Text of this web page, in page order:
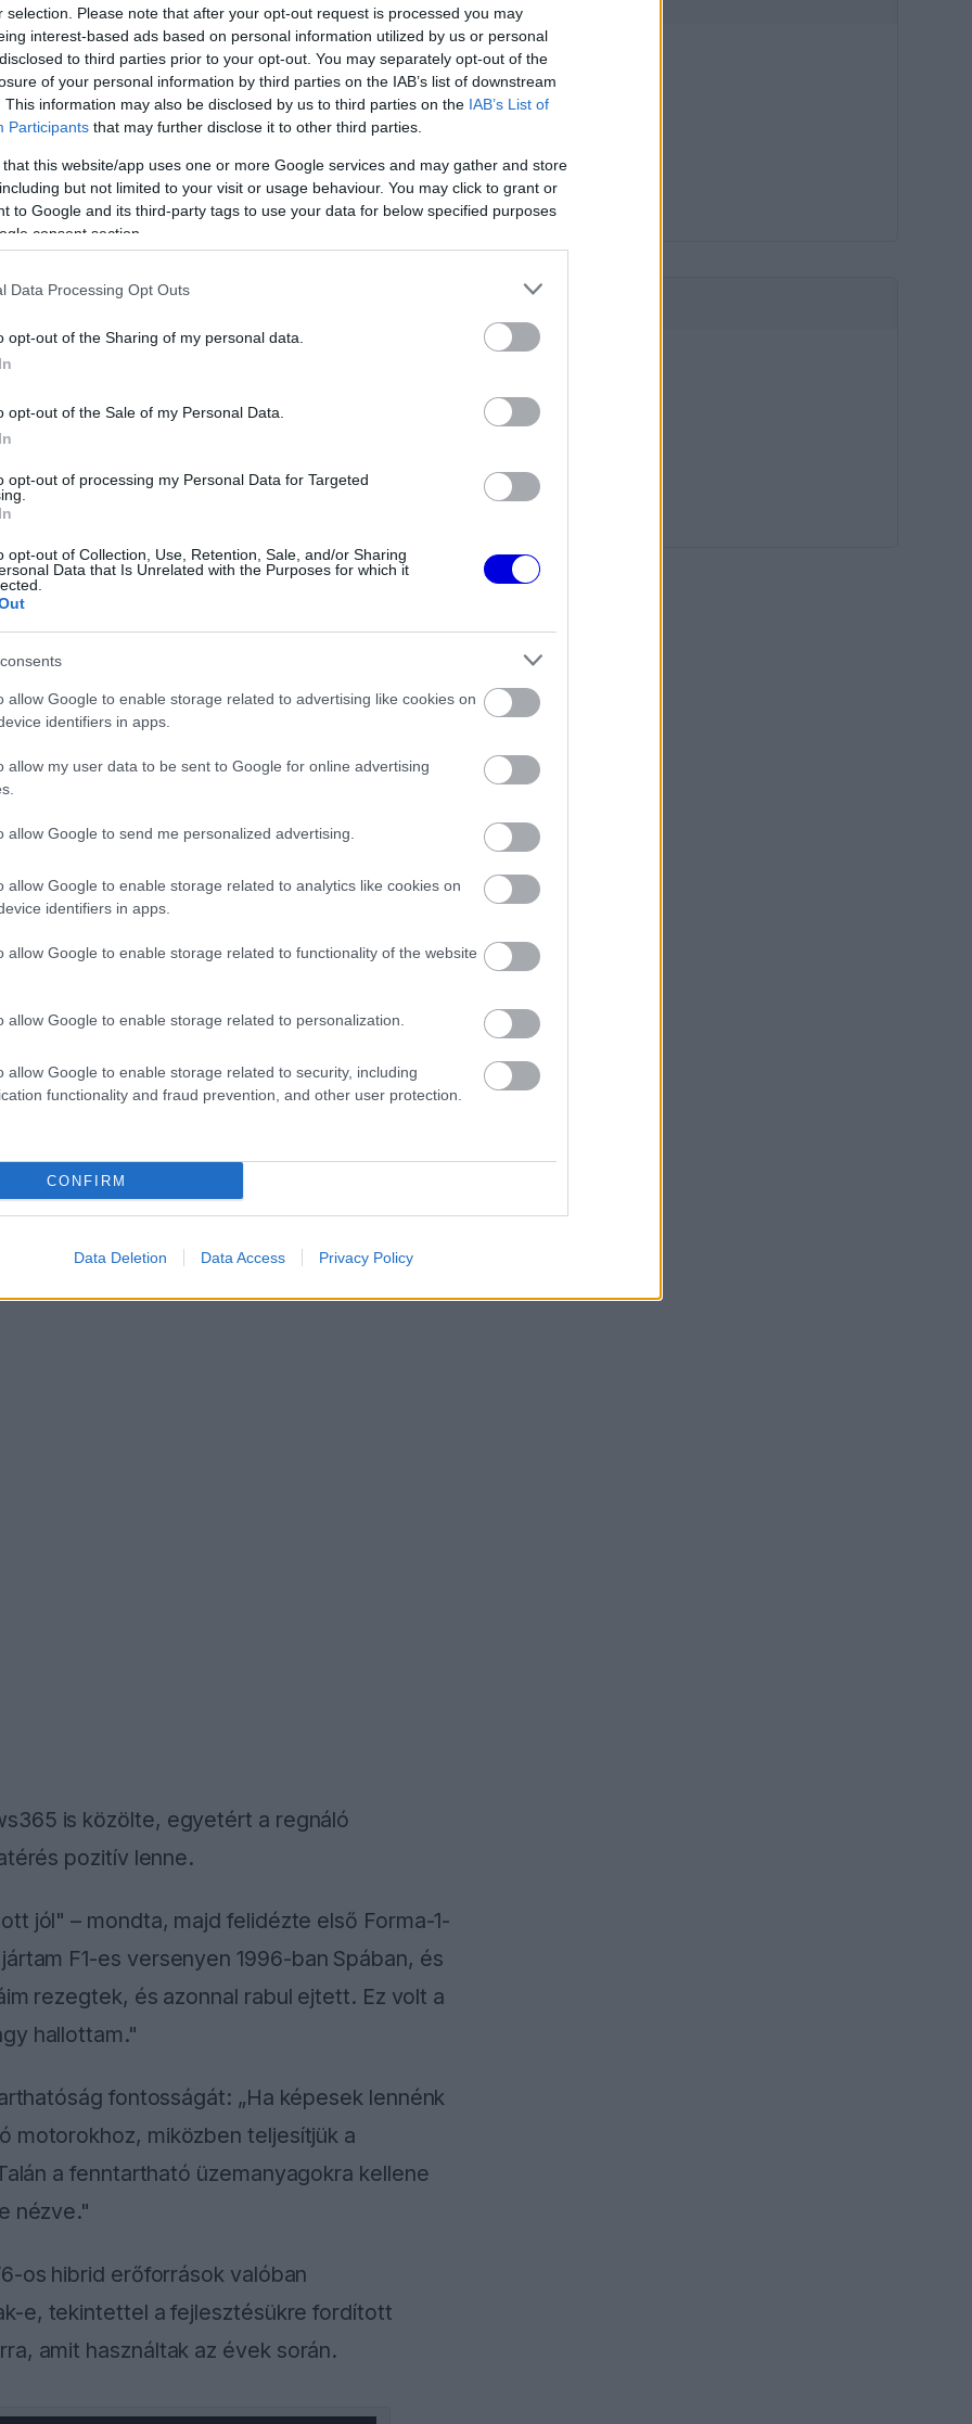
selection. Please note that after your opt-out request is processed you may
interest-based ads based on personal information utilized by us or personal
to third parties prior to your opt-out. You may separately opt-out of the
of your personal information by third parties on the IAB’s list of downstream
This information may also be disclosed by us to third parties on the IAB’s List of
Participants that may further disclose it to other third parties.
that this website/app uses one or more Google services and may gather and store
but not limited to your visit or usage behaviour. You may click to grant or
to Google and its third-party tags to use your data for below specified purposes
consent section.
Data Processing Opt Outs
opt-out of the Sharing of my personal data.
opt-out of the Sale of my Personal Data.
opt-out of processing my Personal Data for Targeted
opt-out of Collection, Use, Retention, Sale, and/or Sharing
Data that Is Unrelated with the Purposes for which it
allow Google to enable storage related to advertising like cookies on
identifiers in apps.
allow my user data to be sent to Google for online advertising
allow Google to send me personalized advertising.
allow Google to enable storage related to analytics like cookies on
identifiers in apps.
allow Google to enable storage related to functionality of the website
allow Google to enable storage related to personalization.
allow Google to enable storage related to security, including
functionality and fraud prevention, and other user protection.
CONFIRM
Data Deletion Data Access Privacy Policy
már figyelmeztettek, hogy a 2026-os
már elhagyta volna az épületet",
is ezek alapján csatlakozott vagy tervez
kapott a
miatt
FORMA-1
Váratlan mentőövet kaphat Liam
is közölte, egyetért a regnáló
pozitív lenne.
jól" – mondta, majd felidézte első Forma-1-
F1-es versenyen 1996-ban Spában, és
rezegtek, és azonnal rabul ejtett. Ez volt a
hallottam."
fontosságát: „Ha képesek lennénk
motorokhoz, miközben teljesítjük a
a fenntartható üzemanyagokra kellene
nézve."
os hibrid erőforrások valóban
e, tekintettel a fejlesztésükre fordított
amit használtak az évek során.